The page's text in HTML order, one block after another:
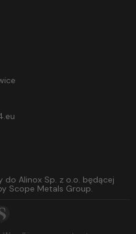
do Alinox Sp. z o.o. będącej
Scope Metals Group.